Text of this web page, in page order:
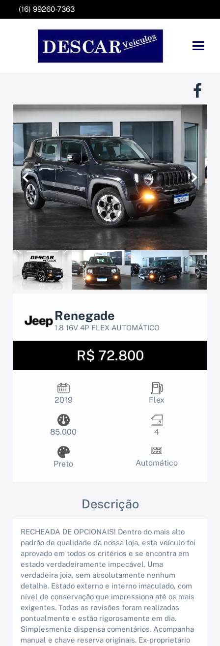
(16) 99260-7363
Renegade
1.8 16V 4P FLEX AUTOMÁTICO
R$ 72.800
2019 Flex
85.000 4
Preto Automático
Anterior Próximo
Descrição
RECHEADA DE OPCIONAIS! Dentro do mais alto
padrão de qualidade da nossa loja, este veículo foi
aprovado em todos os critérios e se encontra em
estado verdadeiramente impecável. Uma
verdadeira joia, sem absolutamente nenhum
detalhe. Estado externo e interno imaculado, com
nível de conservação que impressiona até os mais
exigentes. Todas as revisões foram realizadas
pontualmente e estão rigorosamente em dia.
Simplesmente dispensa comentários. Acompanha
manual e chave reserva originais. Ex-proprietário